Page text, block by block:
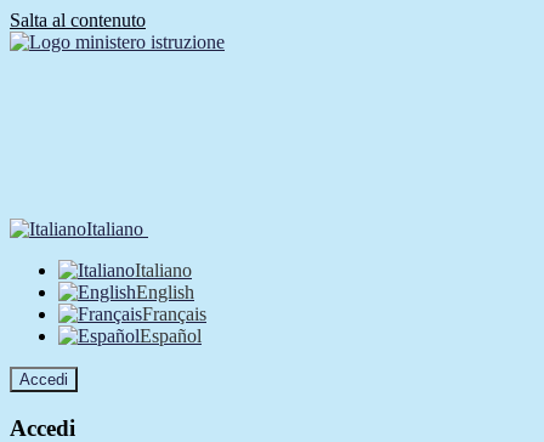
Salta al contenuto
Italiano
Italiano
English
Français
Español
Accedi
Accedi